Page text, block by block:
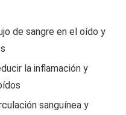
de sangre en el oído y
la inflamación y
sanguínea y